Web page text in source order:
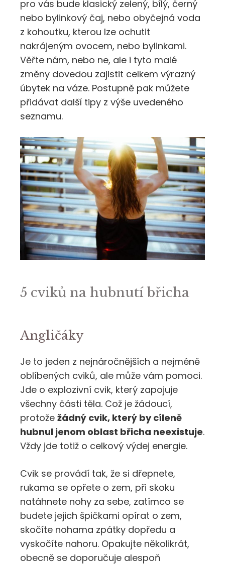
pro vás bude klasický zelený, bílý, černý
nebo bylinkový čaj, nebo obyčejná voda
z kohoutku, kterou lze ochutit
nakrájeným ovocem, nebo bylinkami.
Věřte nám, nebo ne, ale i tyto malé
změny dovedou zajistit celkem výrazný
úbytek na váze. Postupně pak můžete
přidávat další tipy z výše uvedeného
seznamu.
5 cviků na hubnutí břicha
Angličáky
Je to jeden z nejnáročnějších a nejméně
oblíbených cviků, ale může vám pomoci.
Jde o explozivní cvik, který zapojuje
všechny části těla. Což je žádoucí,
protože žádný cvik, který by cíleně
hubnul jenom oblast břicha neexistuje.
Vždy jde totiž o celkový výdej energie.
Cvik se provádí tak, že si dřepnete,
rukama se opřete o zem, při skoku
natáhnete nohy za sebe, zatímco se
budete jejich špičkami opírat o zem,
skočíte nohama zpátky dopředu a
vyskočíte nahoru. Opakujte několikrát,
obecně se doporučuje alespoň